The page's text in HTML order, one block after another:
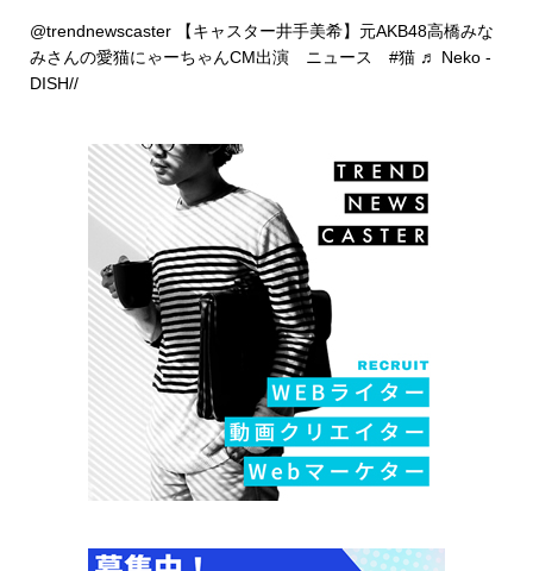
@trendnewscaster【キャスター井手美希】元AKB48高橋みな
みさんの愛猫にゃーちゃんCM出演 ニュース #猫 ♬ Neko -
DISH//